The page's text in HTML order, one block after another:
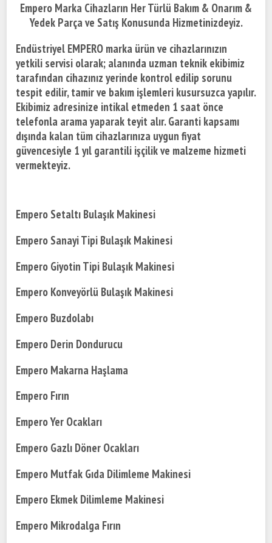
Empero Marka Cihazların Her Türlü Bakım & Onarım &
Yedek Parça ve Satış Konusunda Hizmetinizdeyiz.
Endüstriyel EMPERO marka ürün ve cihazlarınızın
yetkili servisi olarak; alanında uzman teknik ekibimiz
tarafından cihazınız yerinde kontrol edilip sorunu
tespit edilir, tamir ve bakım işlemleri kusursuzca yapılır.
Ekibimiz adresinize intikal etmeden 1 saat önce
telefonla arama yaparak teyit alır. Garanti kapsamı
dışında kalan tüm cihazlarınıza uygun fiyat
güvencesiyle 1 yıl garantili işçilik ve malzeme hizmeti
vermekteyiz.
Empero Setaltı Bulaşık Makinesi
Empero Sanayi Tipi Bulaşık Makinesi
Empero Giyotin Tipi Bulaşık Makinesi
Empero Konveyörlü Bulaşık Makinesi
Empero Buzdolabı
Empero Derin Dondurucu
Empero Makarna Haşlama
Empero Fırın
Empero Yer Ocakları
Empero Gazlı Döner Ocakları
Empero Mutfak Gıda Dilimleme Makinesi
Empero Ekmek Dilimleme Makinesi
Empero Mikrodalga Fırın